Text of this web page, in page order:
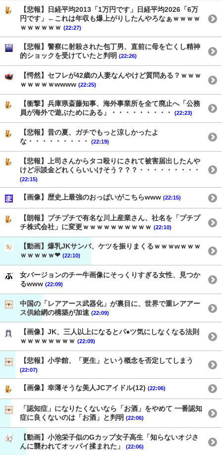
【悲報】日経平均2013「1万円です」日経平均2026「6万
円です」←これは年収も爆上がりしたんやろなぁｗｗｗｗ
ｗｗｗｗｗｗ (22:27)
【悲報】警察に射殺された包丁男、直前に母を亡くし精神
的ショックを受けていたと判明 (22:26)
【愕然】セフレが42歳の人妻なんやけど質問ある？ｗｗｗ
ｗｗｗｗｗwwww (22:25)
【衝撃】兵庫県斎藤知事、海外事業所を全て廃止へ「公務
員が海外で遊ぶためにある」・・・・・・・・・
(22:23)
【悲報】昔の夏、ガチでもっと涼しかったよ
な・・・・・・・・・
(22:19)
【悲報】上司さんからタコ殴りにされて被害届出したんや
けど示談金どれくらいいけそう？？？・・・・・・・・・
(22:15)
【画像】歴史上最強のおっぱいがこちらwww (22:15)
【朗報】プチプチで有名な川上産業さん、社名を「プチプ
チ株式会社」に変更ｗｗｗｗｗｗｗｗｗｗ (22:10)
【動画】爆乳JKサンバ、ケツを振りまくるｗｗｗwｗｗｗ
ｗｗｗｗｗ❤ (22:10)
女バージョンのチー牛画像にそっくりすぎる女性、見つか
るwww (22:09)
中国の「レアアース武器化」が裏目に、世界で重レアアー
ス供給網の構築が加速 (22:09)
【画像】JK、三人以上になるとパ●ツ気にしなくなる法則
ｗｗｗｗｗｗｗｗ (22:09)
【悲報】小学館、「更生」という概念を否定してしまう
(22:07)
【画像】幸薄そうな美人JCアイドル(12) (22:06)
「認知症」になりたくないなら「お酒」をやめて 一番認知
症に良くないのは「お酒」と判明 (22:06)
【動画】小池栄子似のGカップ女子高生「知らないオジさ
んに襲われてオッパイ揉まれた」
(22:06)